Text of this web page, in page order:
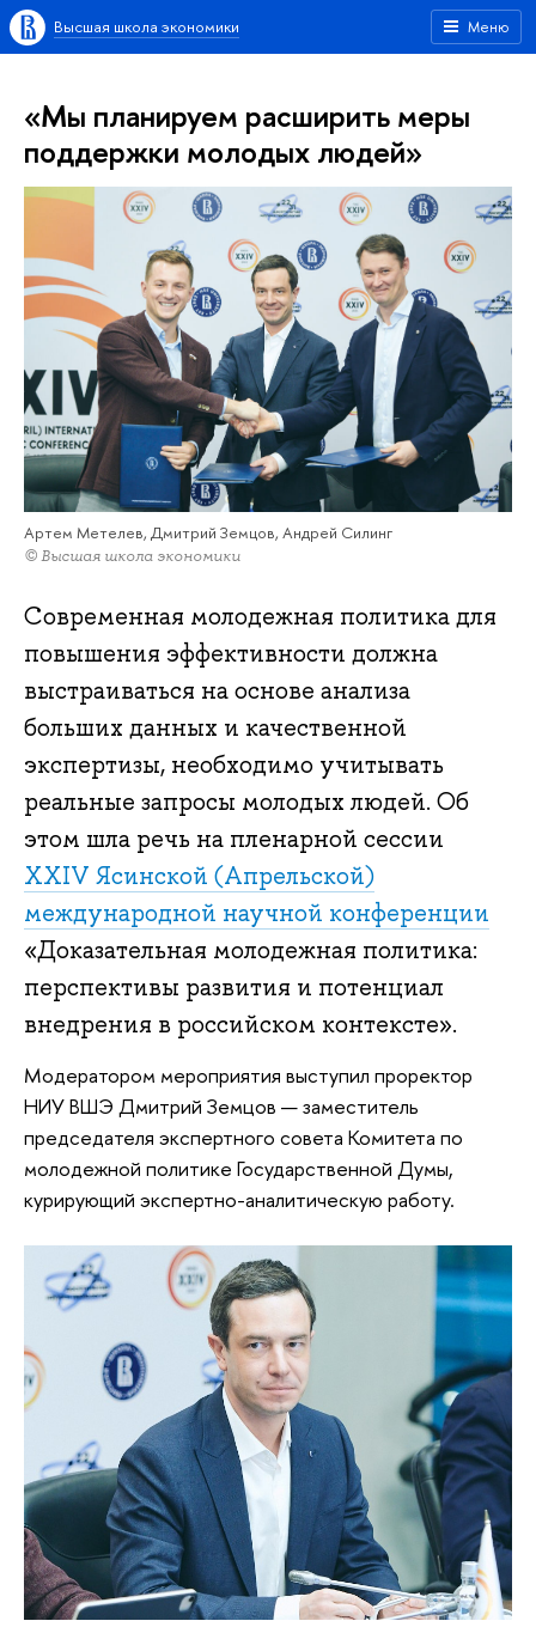
Меню
Высшая школа экономики
«Мы планируем расширить меры
поддержки молодых людей»
Артем Метелев, Дмитрий Земцов, Андрей Силинг
© Высшая школа экономики
Современная молодежная политика для
повышения эффективности должна
выстраиваться на основе анализа
больших данных и качественной
экспертизы, необходимо учитывать
реальные запросы молодых людей. Об
этом шла речь на пленарной сессии
XXIV Ясинской (Апрельской)
международной научной конференции
«Доказательная молодежная политика:
перспективы развития и потенциал
внедрения в российском контексте».
Модератором мероприятия выступил проректор
НИУ ВШЭ Дмитрий Земцов — заместитель
председателя экспертного совета Комитета по
молодежной политике Государственной Думы,
курирующий экспертно-аналитическую работу.